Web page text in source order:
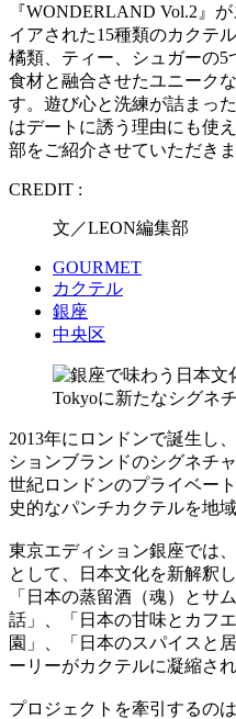
『WONDERLAND Vol.2』
イアされた15種類のカクテ
橘類、ティー、シュガーの
食材と融合させたユニーク
す。遊び心と洗練が詰まっ
はデートに誘う理由にも使
部をご紹介させていただきま
CREDIT :
文／LEON編集部
GOURMET
カクテル
銀座
中央区
2013年にロンドンで誕生し
ションブランドのシグネチ
世紀ロンドンのプライベー
史的なパンチカクテルを地
東京エディション銀座では
として、日本文化を新解釈
「日本の蒸留酒（魂）とサ
話」、「日本の甘味とカフ
園」、「日本のスパイスと
ーリーがカクテルに凝縮され
プロジェクトを牽引するの